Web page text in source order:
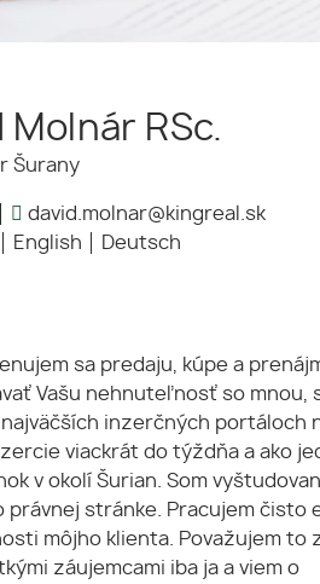
Molnár RSc.
Šurany
david.molnar@kingreal.sk
English Deutsch
sa predaju, kúpe a
Vašu nehnuteľnosť so mnou,
inzerčných portáloch
viackrát do týždňa a ako
v okolí Šurian. Som
stránke. Pracujem čisto
môjho klienta. Považujem to
záujemcami iba ja a viem o